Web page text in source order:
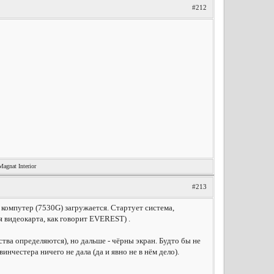
#212
Interior
#213
(7530G) загружается. Стартует система,
видеокарта, как говорит EVEREST) .
определяются), но дальше - чёрны экран. Будто бы не
ничего не дала (да и явно не в нём дело).